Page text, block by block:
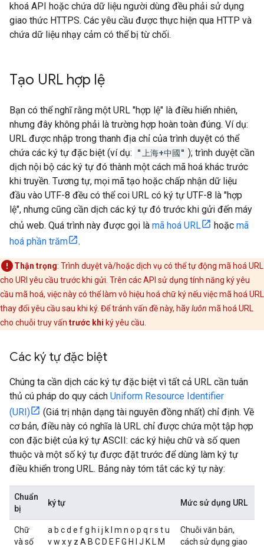
khoá API hoặc chứa dữ liệu người dùng đều phải sử dụng
giao thức HTTPS. Các yêu cầu được thực hiện qua HTTP và
chứa dữ liệu nhạy cảm có thể bị từ chối.
Tạo URL hợp lệ
Bạn có thể nghĩ rằng một URL "hợp lệ" là điều hiển nhiên,
nhưng đây không phải là trường hợp hoàn toàn đúng. Ví dụ:
URL được nhập trong thanh địa chỉ của trình duyệt có thể
chứa các ký tự đặc biệt (ví dụ: "上海+中國" ); trình duyệt cần
dịch nội bộ các ký tự đó thành một cách mã hoá khác trước
khi truyền. Tương tự, mọi mã tạo hoặc chấp nhận dữ liệu
đầu vào UTF-8 đều có thể coi URL có ký tự UTF-8 là "hợp
lệ", nhưng cũng cần dịch các ký tự đó trước khi gửi đến máy
chủ web. Quá trình này được gọi là mã hoá URL hoặc mã
hoá phần trăm
.
Thận trọng: Trình duyệt và/hoặc dịch vụ có thể tự động mã hoá URL
cho URI yêu cầu trước khi gửi. Trên các API sử dụng tính năng ký yêu
cầu mã hoá, việc này có thể làm vô hiệu hoá chữ ký nếu việc mã hoá URL
thay đổi yêu cầu sau khi ký. Để tránh vấn đề này, hãyluôn mã hoá URL
cho chuỗi truy vấn trước khi ký yêu cầu.
Các ký tự đặc biệt
Chúng ta cần dịch các ký tự đặc biệt vì tất cả URL cần tuân
thủ cú pháp do quy cách Uniform Resource Identifier
(URI)
(Giá trị nhận dạng tài nguyên đồng nhất) chỉ định. Về
cơ bản, điều này có nghĩa là URL chỉ được chứa một tập hợp
con đặc biệt của ký tự ASCII: các ký hiệu chữ và số quen
thuộc và một số ký tự được đặt trước để dùng làm ký tự
điều khiển trong URL. Bảng này tóm tắt các ký tự này:
Chuẩn
bị
ký tự Mức sử dụng URL
Chữ
và số
a b c d e f g h i j k l m n o p q r s t u
v w x y z A B C D E F G H I J K L M
Chuỗi văn bản,
cách sử dụng giao